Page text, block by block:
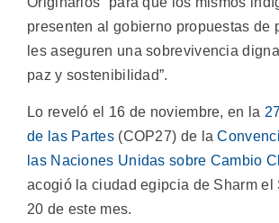
presenten al gobierno propuestas de
les aseguren una sobrevivencia
paz y sostenibilidad”.
Lo reveló el 16 de noviembre, en la
de las Partes(COP27) de la
las Naciones Unidas sobre Cambio
acogió la ciudad egipcia de Sharm el
20 de este mes.